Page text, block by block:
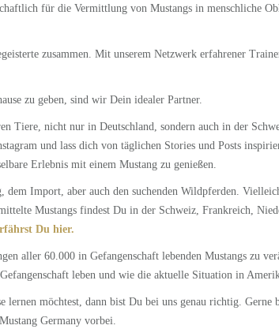
für die Vermittlung von Mustangs in menschliche
zusammen. Mit unserem Netzwerk erfahrener
zu geben, sind wir Dein idealer Partner.
Tiere, nicht nur in Deutschland, sondern auch in der
und lass dich von täglichen Stories und Posts
Erlebnis mit einem Mustang zu genießen.
dem Import, aber auch den suchenden Wildpferden.
Mustangs findest Du in der Schweiz, Frankreich,
Du hier.
aller 60.000 in Gefangenschaft lebenden Mustangs zu
leben und wie die aktuelle Situation in
lernen möchtest, dann bist Du bei uns genau richtig.
Germany vorbei.